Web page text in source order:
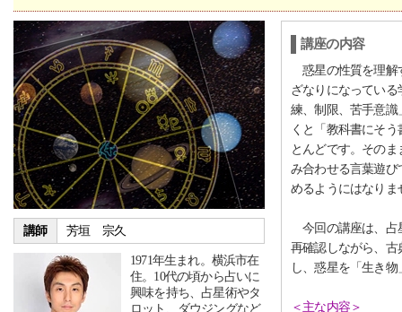
講師 芳垣 宗久
1971年生まれ。横浜市在
住。10代の頃から占いに
興味を持ち、占星術やタ
ロット、ダウジングなど
講座の内容
惑星の性質を理解
ざなりになってい
練、制限、苦手意識
くと「教科書にそ
とんどです。その
み合わせる言葉遊び
めるようにはなりま
今回の講座は、占
再確認しながら、古
し、惑星を「生き
＜主な内容＞